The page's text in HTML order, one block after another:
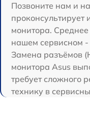
Позвоните нам и
проконсультирует
монитора. Среднее
нашем сервисном -
Замена разъёмов
монитора Asus
требует сложного
технику в